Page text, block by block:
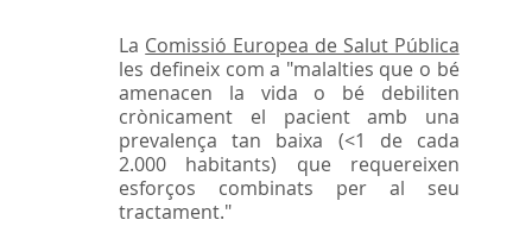
La Comissió Europea de Salut Pública
les defineix com a "malalties que o bé
amenacen la vida o bé debiliten
crònicament el pacient amb una
prevalença tan baixa (<1 de cada
2.000 habitants) que requereixen
esforços combinats per al seu
tractament."